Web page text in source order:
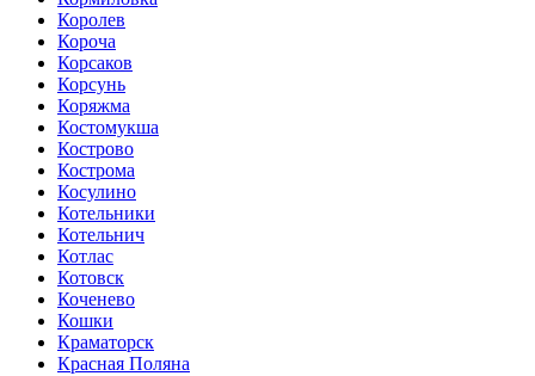
Королев
Короча
Корсаков
Корсунь
Коряжма
Костомукша
Кострово
Кострома
Косулино
Котельники
Котельнич
Котлас
Котовск
Коченево
Кошки
Краматорск
Красная Поляна